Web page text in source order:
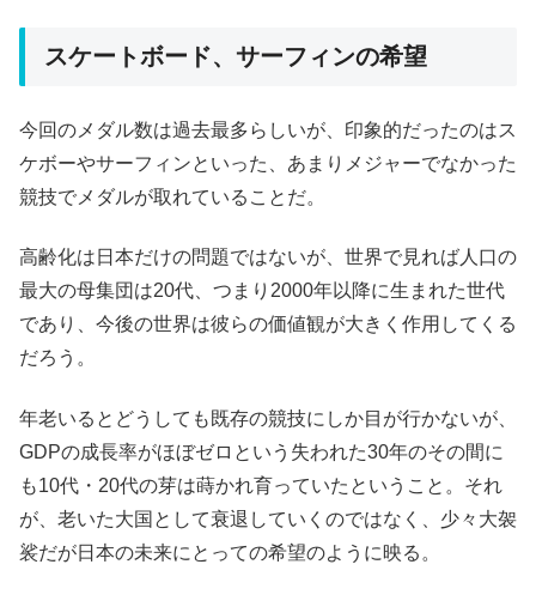
スケートボード、サーフィンの希望
今回のメダル数は過去最多らしいが、印象的だったのはス
ケボーやサーフィンといった、あまりメジャーでなかった
競技でメダルが取れていることだ。
高齢化は日本だけの問題ではないが、世界で見れば人口の
最大の母集団は20代、つまり2000年以降に生まれた世代
であり、今後の世界は彼らの価値観が大きく作用してくる
だろう。
年老いるとどうしても既存の競技にしか目が行かないが、
GDPの成長率がほぼゼロという失われた30年のその間に
も10代・20代の芽は蒔かれ育っていたということ。それ
が、老いた大国として衰退していくのではなく、少々大袈
裟だが日本の未来にとっての希望のように映る。